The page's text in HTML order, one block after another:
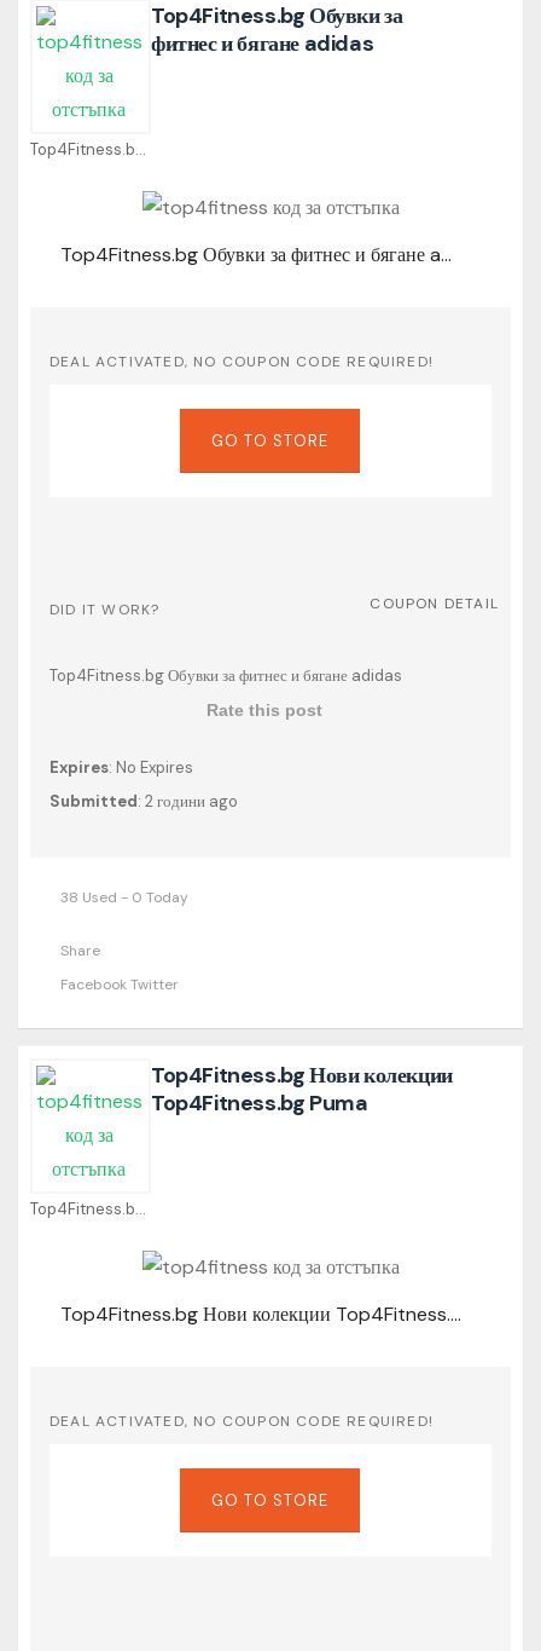
Top4Fitness.bg Coupons
Top4Fitness.bg Обувки за
фитнес и бягане adidas
Top4Fitness.bg Обувки за фитнес и бягане adidas
DEAL ACTIVATED, NO COUPON CODE REQUIRED!
GO TO STORE
DID IT WORK? COUPON DETAIL
Top4Fitness.bg Обувки за фитнес и бягане adidas
Rate this post
Expires: No Expires
Submitted: 2 години ago
38 Used - 0 Today
Share
FacebookTwitter
Top4Fitness.bg Coupons
Top4Fitness.bg Нови колекции
Top4Fitness.bg Puma
Top4Fitness.bg Нови колекции Top4Fitness.bg Puma
DEAL ACTIVATED, NO COUPON CODE REQUIRED!
GO TO STORE